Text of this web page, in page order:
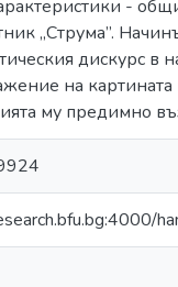
-
„Струма”.
дискурс в
на картината
му предимно